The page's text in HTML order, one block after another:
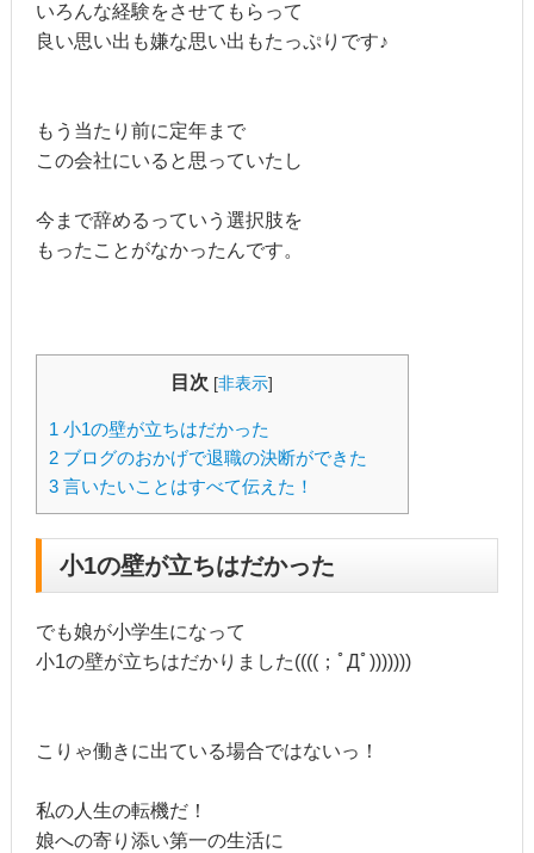
いろんな経験をさせてもらって
良い思い出も嫌な思い出もたっぷりです♪
もう当たり前に定年まで
この会社にいると思っていたし
今まで辞めるっていう選択肢を
もったことがなかったんです。
目次 [非表示]
1 小1の壁が立ちはだかった
2ブログのおかげで退職の決断ができた
3言いたいことはすべて伝えた！
小1の壁が立ちはだかった
でも娘が小学生になって
小1の壁が立ちはだかりました((((；ﾟДﾟ)))))))
こりゃ働きに出ている場合ではないっ！
私の人生の転機だ！
娘への寄り添い第一の生活に